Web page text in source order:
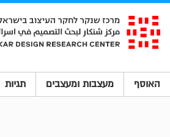
האוסף מעצבות ומעצבים תגיות